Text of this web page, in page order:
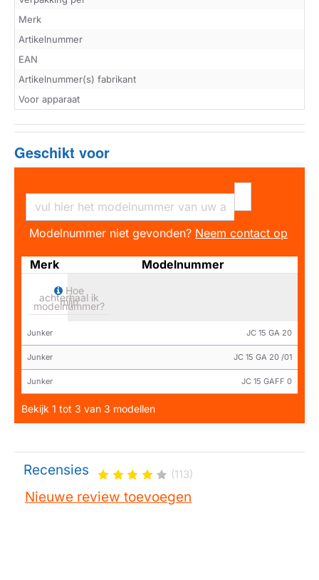
Merk
Artikelnummer
EAN
Artikelnummer(s) fabrikant
Voor apparaat
Geschikt voor
Modelnummer niet gevonden? Neem contact op
Merk Modelnummer
Hoe
achterhaal ik
mijn
modelnummer?
Junker JC 15 GA 20
Junker JC 15 GA 20 /01
Junker JC 15 GAFF 0
Bekijk 1 tot 3 van 3 modellen
Recensies (113)
Nieuwe review toevoegen